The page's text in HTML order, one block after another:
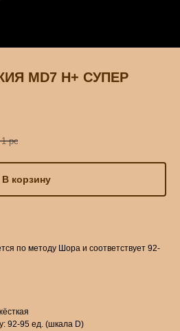
MD7 H+ СУПЕР
1 pc
В корзину
по методу Шора и соответствует 92-
92-95 ед. (шкала D)